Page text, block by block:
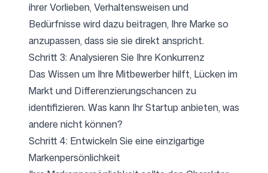
ihrer Vorlieben, Verhaltensweisen und
Bedürfnisse wird dazu beitragen, Ihre Marke so
anzupassen, dass sie sie direkt anspricht.
Schritt 3: Analysieren Sie Ihre Konkurrenz
Das Wissen um Ihre Mitbewerber hilft, Lücken im
Markt und Differenzierungschancen zu
identifizieren. Was kann Ihr Startup anbieten, was
andere nicht können?
Schritt 4: Entwickeln Sie eine einzigartige
Markenpersönlichkeit